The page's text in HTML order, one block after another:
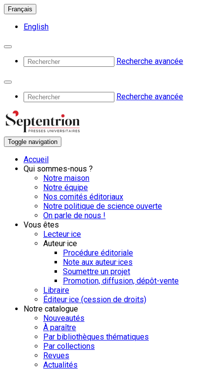
Français
English
Recherche avancée
Recherche avancée
Toggle navigation
Accueil
Qui sommes-nous ?
Notre maison
Notre équipe
Nos comités éditoriaux
Notre politique de science ouverte
On parle de nous !
Vous êtes
Lecteur·ice
Auteur·ice
Procédure éditoriale
Note aux auteur·ices
Soumettre un projet
Promotion, diffusion, dépôt-vente
Libraire
Éditeur·ice (cession de droits)
Notre catalogue
Nouveautés
À paraître
Par bibliothèques thématiques
Par collections
Revues
Actualités